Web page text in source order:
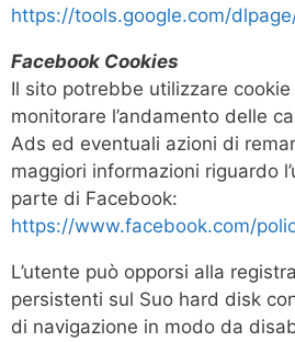
https://tools.google.com/
Facebook Cookies
Il sito potrebbe utilizzare
monitorare l’andamento delle
Ads ed eventuali azioni di
maggiori informazioni riguardo
parte di Facebook:
https://www.facebook.com/
L’utente può opporsi alla
persistenti sul Suo hard disk
di navigazione in modo da